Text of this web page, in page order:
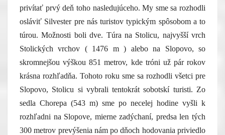
privítať prvý deň toho nasledujúceho. My sme sa rozhodli
osláviť Silvester pre nás turistov typickým spôsobom a to
túrou. Možnosti boli dve. Túra na Stolicu, najvyšší vrch
Stolických vrchov ( 1476 m ) alebo na Slopovo, so
skromnejšou výškou 851 metrov, kde tróni už pár rokov
krásna rozhľadňa. Tohoto roku sme sa rozhodli všetci pre
Slopovo, Stolicu si vybrali tentokrát sobotskí turisti. Zo
sedla Chorepa (543 m) sme po necelej hodine vyšli k
rozhľadni na Slopove, mierne zadýchaní, predsa len tých
300 metrov prevýšenia nám po dňoch hodovania priviedlo